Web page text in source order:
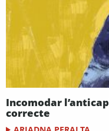
Incomodar
correcte